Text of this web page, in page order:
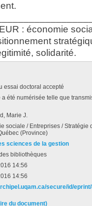
: économie
solidarité.
essai doctoral accepté
a été numérisée telle que
Marie J.
sociale / Entreprises / Stratégie
(Province)
sciences de la gestion
bibliothèques
14:56
14:56
secure/id/
du document)